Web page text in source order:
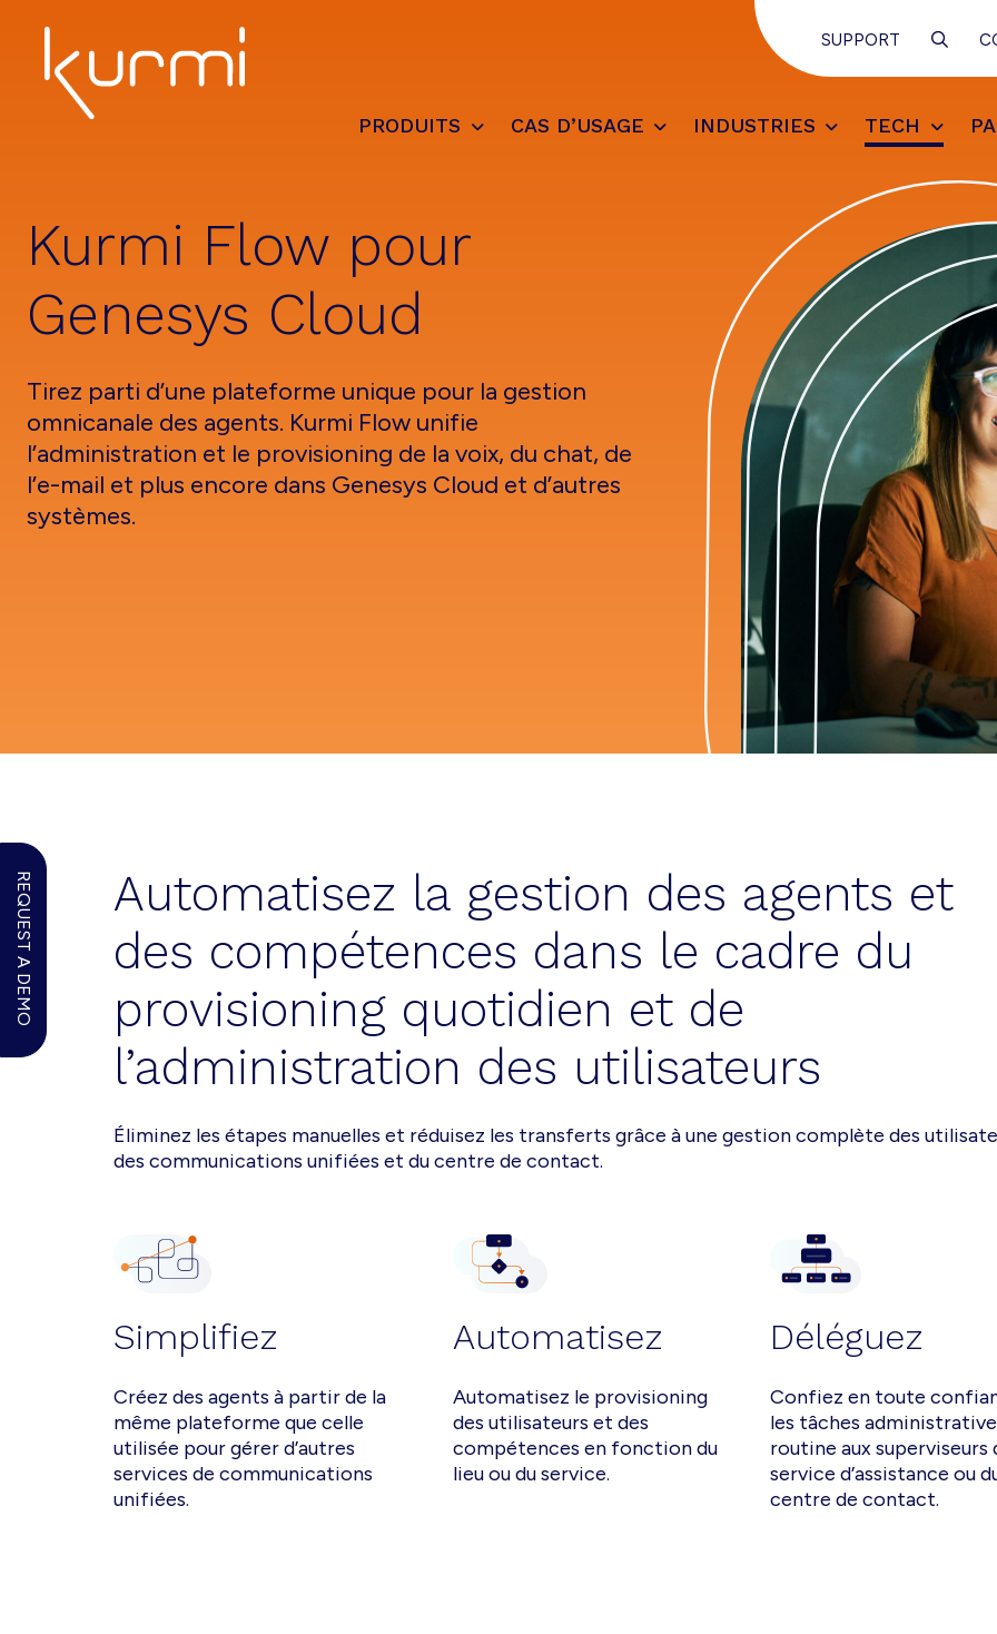
primary
navigation
content
footer
&
Simplify
management
SUPPORT
PRODUITS CAS D’USAGE INDUSTRIES TECH
Kurmi Flow pour
Genesys Cloud
Tirez parti d’une plateforme unique pour la gestion
omnicanale des agents. Kurmi Flow unifie
l’administration et le provisioning de la voix, du chat, de
l’e-mail et plus encore dans Genesys Cloud et d’autres
systèmes.
Automatisez la gestion des agents et
des compétences dans le cadre du
provisioning quotidien et de
l’administration des utilisateurs
Éliminez les étapes manuelles et réduisez les transferts grâce à une gestion complète des
des communications unifiées et du centre de contact.
Simplifiez
Créez des agents à partir de la
même plateforme que celle
utilisée pour gérer d’autres
services de communications
unifiées.
Automatisez
Automatisez le provisioning
des utilisateurs et des
compétences en fonction du
lieu ou du service.
Déléguez
Confiez en toute
les tâches
routine aux superviseurs
service d’assistance ou
centre de contact.
REQUEST A DEMO